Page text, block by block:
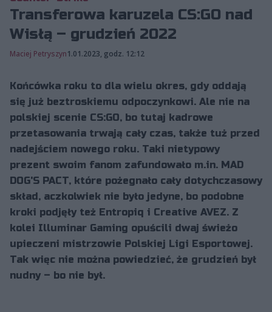
Transferowa karuzela CS:GO nad
Wisłą – grudzień 2022
Maciej Petryszyn1.01.2023, godz. 12:12
Końcówka roku to dla wielu okres, gdy oddają
się już beztroskiemu odpoczynkowi. Ale nie na
polskiej scenie CS:GO, bo tutaj kadrowe
przetasowania trwają cały czas, także tuż przed
nadejściem nowego roku. Taki nietypowy
prezent swoim fanom zafundowało m.in. MAD
DOG'S PACT, które pożegnało cały dotychczasowy
skład, aczkolwiek nie było jedyne, bo podobne
kroki podjęły też Entropiq i Creative AVEZ. Z
kolei Illuminar Gaming opuścili dwaj świeżo
upieczeni mistrzowie Polskiej Ligi Esportowej.
Tak więc nie można powiedzieć, że grudzień był
nudny – bo nie był.